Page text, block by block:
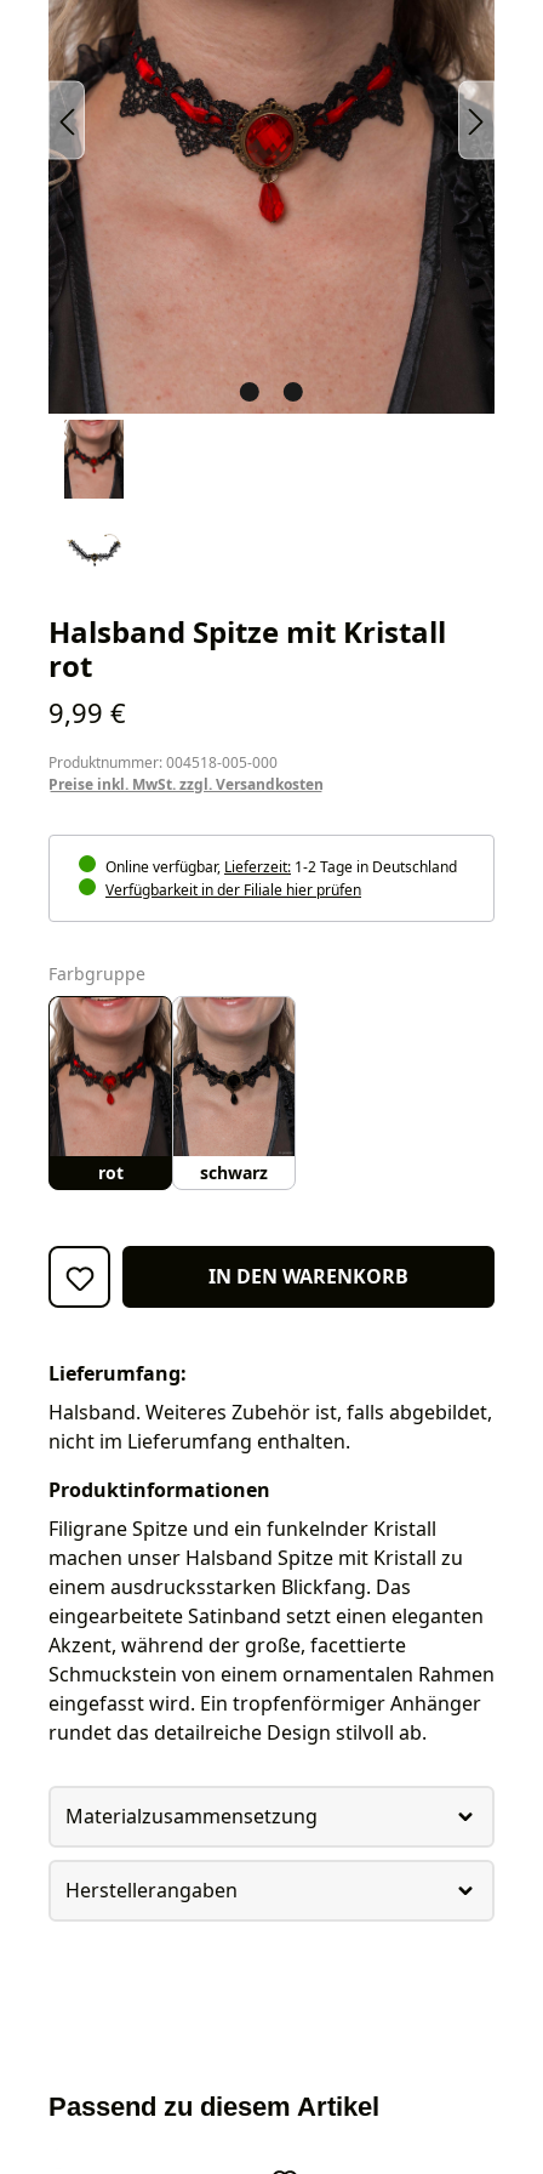
Halsband Spitze mit Kristall
rot
Regulärer Preis:
9,99 €
Produktnummer: 004518-005-000
Preise inkl. MwSt. zzgl. Versandkosten
Online verfügbar, Lieferzeit: 1-2 Tage in Deutschland
Verfügbarkeit in der Filiale hier prüfen
Farbgruppe
rot schwarz
IN DEN WARENKORB
Lieferumfang:
Halsband. Weiteres Zubehör ist, falls abgebildet,
nicht im Lieferumfang enthalten.
Produktinformationen
Filigrane Spitze und ein funkelnder Kristall
machen unser Halsband Spitze mit Kristall zu
einem ausdrucksstarken Blickfang. Das
eingearbeitete Satinband setzt einen eleganten
Akzent, während der große, facettierte
Schmuckstein von einem ornamentalen Rahmen
eingefasst wird. Ein tropfenförmiger Anhänger
rundet das detailreiche Design stilvoll ab.
Materialzusammensetzung
Herstellerangaben
Passend zu diesem Artikel